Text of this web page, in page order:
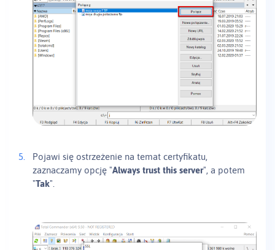
Pojawi się ostrzeżenie na temat certyfikatu,
zaznaczamy opcję "Always trust this server", a potem
"Tak".